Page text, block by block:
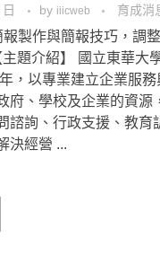
by iiicweb 育成消
報製作與簡報技巧，調
題介紹】 國立東華大
，以專業建立企業服
府、學校及企業的資源
諮詢、行政支援、教育
決經營 ...